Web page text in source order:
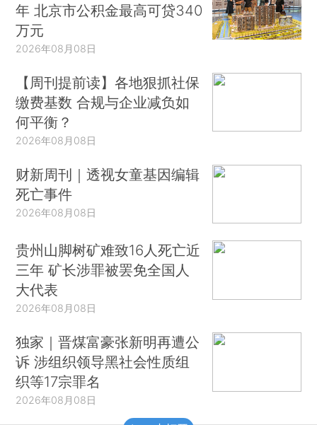
年 北京市公积金最高可贷340
万元
2026年08月08日
【周刊提前读】各地狠抓社保
缴费基数 合规与企业减负如
何平衡？
2026年08月08日
财新周刊｜透视女童基因编辑
死亡事件
2026年08月08日
贵州山脚树矿难致16人死亡近
三年 矿长涉罪被罢免全国人
大代表
2026年08月08日
独家｜晋煤富豪张新明再遭公
诉 涉组织领导黑社会性质组
织等17宗罪名
2026年08月08日